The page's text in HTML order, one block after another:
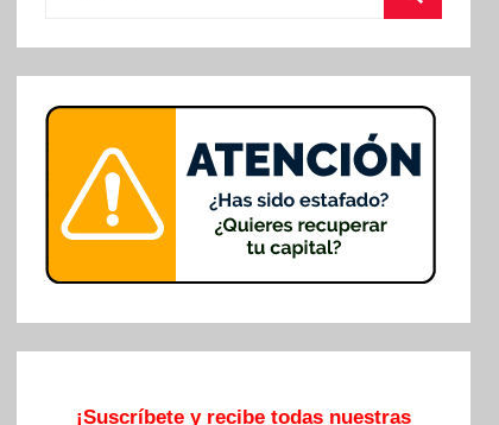
¡Suscríbete y recibe todas nuestras